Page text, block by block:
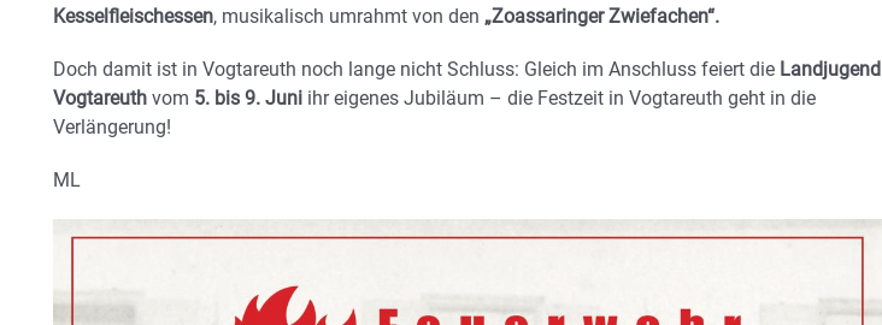
Kesselfleischessen, musikalisch umrahmt von den „Zoassaringer Zwiefachen“.
Doch damit ist in Vogtareuth noch lange nicht Schluss: Gleich im Anschluss feiert die Landjugend
Vogtareuth vom 5. bis 9. Juni ihr eigenes Jubiläum – die Festzeit in Vogtareuth geht in die
Verlängerung!
ML